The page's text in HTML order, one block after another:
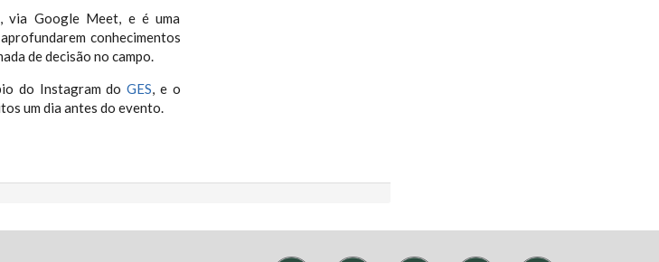
via Google Meet, e é uma
conhecimentos
de decisão no campo.
do Instagram doGES, e o
um dia antes do evento.